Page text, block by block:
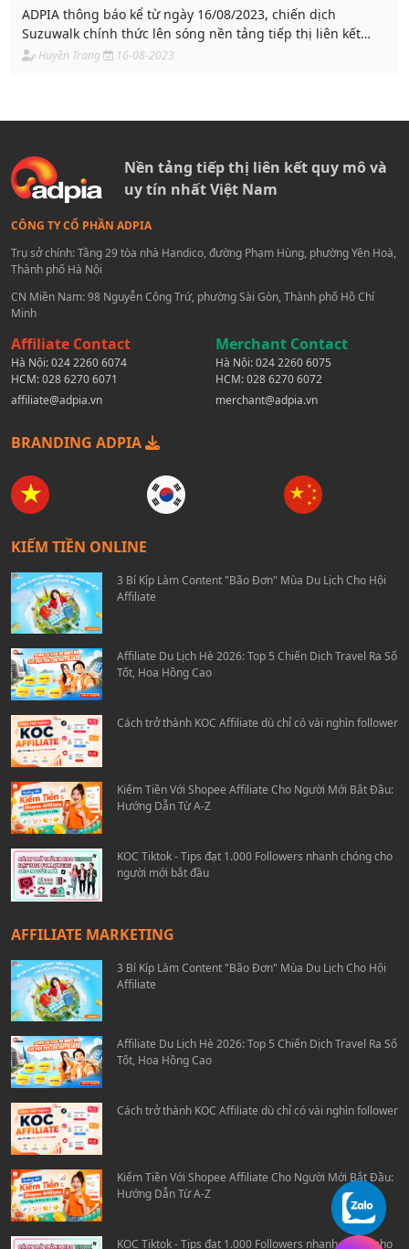
ADPIA thông báo kể từ ngày 16/08/2023, chiến dịch
Suzuwalk chính thức lên sóng nền tảng tiếp thị liên kết
ADPIA.
Huyền Trang 16-08-2023
Nền tảng tiếp thị liên kết quy mô và
uy tín nhất Việt Nam
CÔNG TY CỔ PHẦN ADPIA
Trụ sở chính: Tầng 29 tòa nhà Handico, đường Phạm Hùng, phường Yên Hoà,
Thành phố Hà Nội
CN Miền Nam: 98 Nguyễn Công Trứ, phường Sài Gòn, Thành phố Hồ Chí
Minh
Affiliate Contact
Hà Nội:024 2260 6074
HCM:028 6270 6071
affiliate@adpia.vn
Merchant Contact
Hà Nội:024 2260 6075
HCM:028 6270 6072
merchant@adpia.vn
BRANDING ADPIA
KIẾM TIỀN ONLINE
3 Bí Kíp Làm Content "Bão Đơn" Mùa Du Lịch Cho Hội
Affiliate
Affiliate Du Lịch Hè 2026: Top 5 Chiến Dịch Travel Ra Số
Tốt, Hoa Hồng Cao
Cách trở thành KOC Affiliate dù chỉ có vài nghìn follower
Kiếm Tiền Với Shopee Affiliate Cho Người Mới Bắt Đầu:
Hướng Dẫn Từ A-Z
KOC Tiktok - Tips đạt 1.000 Followers nhanh chóng cho
người mới bắt đầu
AFFILIATE MARKETING
3 Bí Kíp Làm Content "Bão Đơn" Mùa Du Lịch Cho Hội
Affiliate
Affiliate Du Lịch Hè 2026: Top 5 Chiến Dịch Travel Ra Số
Tốt, Hoa Hồng Cao
Cách trở thành KOC Affiliate dù chỉ có vài nghìn follower
Kiếm Tiền Với Shopee Affiliate Cho Người Mới Bắt Đầu:
Hướng Dẫn Từ A-Z
KOC Tiktok - Tips đạt 1.000 Followers nhanh chóng cho